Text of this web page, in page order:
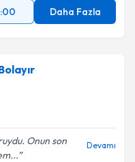
Daha Fazla
Onun son
Devamı